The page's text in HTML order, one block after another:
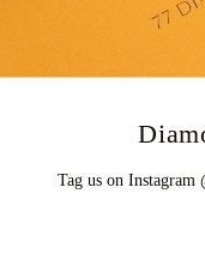
Tag us on Instagram